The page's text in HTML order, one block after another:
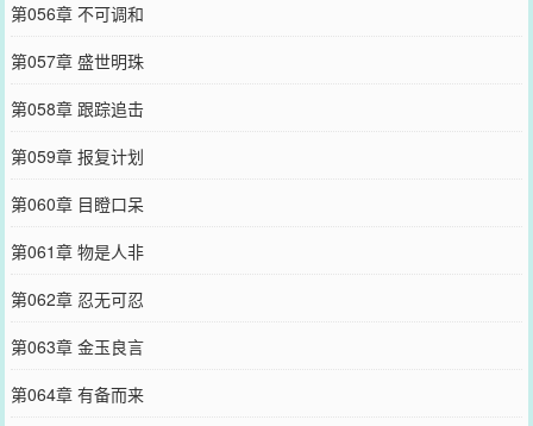
第056章 不可调和
第057章 盛世明珠
第058章 跟踪追击
第059章 报复计划
第060章 目瞪口呆
第061章 物是人非
第062章 忍无可忍
第063章 金玉良言
第064章 有备而来